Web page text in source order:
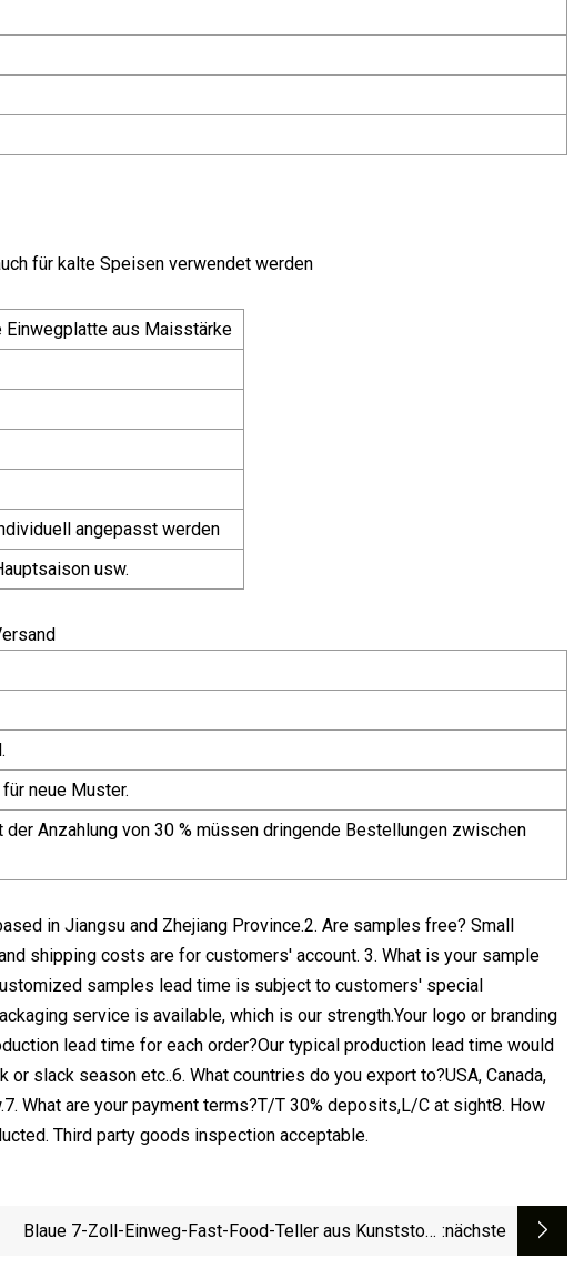
für kalte Speisen verwendet werden
aus Maisstärke
angepasst werden
usw.
neue Muster.
der Anzahlung von 30 % müssen dringende Bestellungen zwischen
in Jiangsu and Zhejiang Province.2. Are samples free? Small
shipping costs are for customers' account. 3. What is your sample
samples lead time is subject to customers' special
service is available, which is our strength.Your logo or branding
lead time for each order?Our typical production lead time would
slack season etc..6. What countries do you export to?USA, Canada,
What are your payment terms?T/T 30% deposits,L/C at sight8. How
Third party goods inspection acceptable.
Blaue 7-Zoll-Einweg-Fast-Food-Teller aus Kunststoff, :nächste